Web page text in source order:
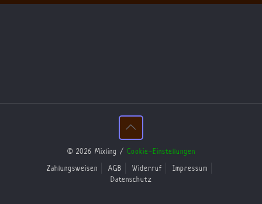
© 2026 Mixling / Cookie-Einstellungen
Zahlungsweisen
AGB Widerruf
Impressum
Datenschutz